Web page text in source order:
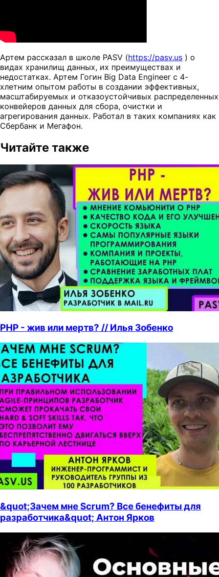
Артем рассказал в школе PASV (https://pasv.us ) о
видах хранилищ данных, их преимуществах и
недостатках. Артем Гогин Big Data Engineer с 4-
хлетним опытом работы в создании эффективных,
масштабируемых и отказоустойчивых распределенных
конвейеров данных для сбора, очистки и
агрегирования данных. Работал в таких компаниях как
Сбербанк и Мегафон.
Читайте также
PHP - жив или мертв? // Илья Зобенко
&quot;Зачем мне Scrum? Все бенефиты для
разработчика&quot; Антон Ярков